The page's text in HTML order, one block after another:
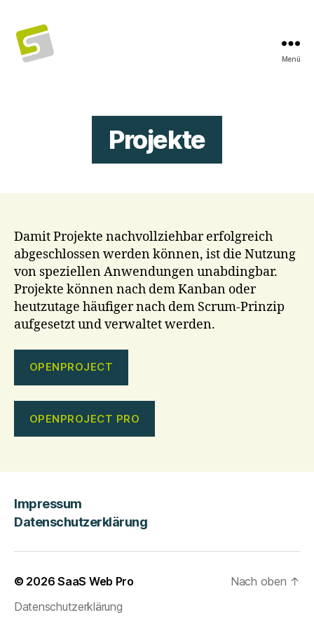
Menü
Projekte
Damit Projekte nachvollziehbar erfolgreich
abgeschlossen werden können, ist die Nutzung
von speziellen Anwendungen unabdingbar.
Projekte können nach dem Kanban oder
heutzutage häufiger nach dem Scrum-Prinzip
aufgesetzt und verwaltet werden.
OPENPROJECT
OPENPROJECT PRO
Impressum
Datenschutzerklärung
© 2026SaaS Web Pro
Datenschutzerklärung
Nach oben ↑